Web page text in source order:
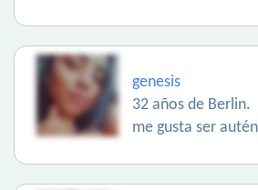
genesis
32 años de Berlin.
me gusta ser